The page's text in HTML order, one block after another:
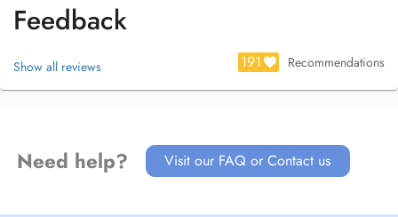
Feedback
Show all reviews 191 Recommendations
Need help? Visit our FAQ or Contact us